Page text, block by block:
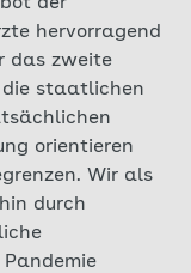
hervorragend
das zweite
die staatlichen
orientieren
Wir als
durch